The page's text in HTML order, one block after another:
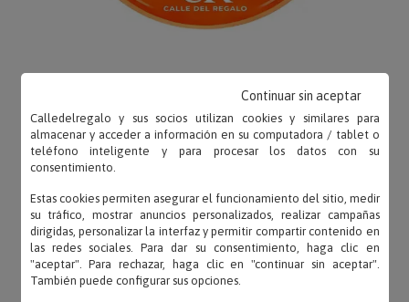
OPINIONES
Gemita91 – 01/07/2020
«Calidad precio fantástico ,talla perfecta ,
impresión de las letras muy buena . Repetiré»
Calledelregalo y sus socios utilizan cookies y similares para
almacenar y acceder a información en su computadora / tablet o
teléfono inteligente y para procesar los datos con su
consentimiento.
Estas cookies permiten asegurar el funcionamiento del sitio, medir
su tráfico, mostrar anuncios personalizados, realizar campañas
dirigidas, personalizar la interfaz y permitir compartir contenido en
las redes sociales. Para dar su consentimiento, haga clic en
"aceptar". Para rechazar, haga clic en "continuar sin aceptar".
También puede configurar sus opciones.
Continuar sin aceptar